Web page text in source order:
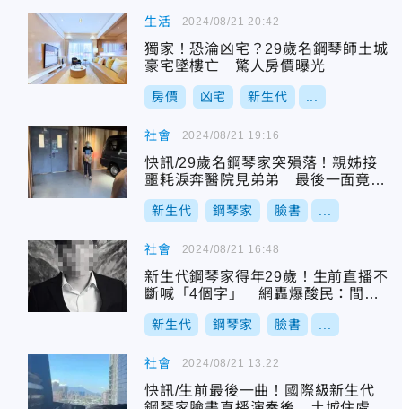
生活
獨家！恐淪凶宅？29歲名鋼琴師土城
豪宅墜樓亡 驚人房價曝光
房價 凶宅 新生代
2024/08/21 20:42
社會
快訊/29歲名鋼琴家突殞落！親姊接
噩耗淚奔醫院見弟弟 最後一面竟成
冰冷遺體
新生代 鋼琴家 臉書
2024/08/21 19:16
社會
新生代鋼琴家得年29歲！生前直播不
斷喊「4個字」 網轟爆酸民：間接
兇手
新生代 鋼琴家 臉書
2024/08/21 16:48
社會
快訊/生前最後一曲！國際級新生代
2024/08/21 13:22